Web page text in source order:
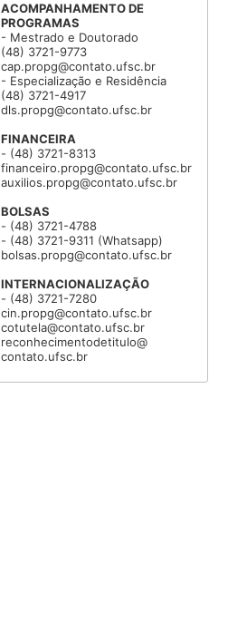
ACOMPANHAMENTO DE
PROGRAMAS
- Mestrado e Doutorado
(48) 3721-9773
cap.propg@contato.ufsc.br
- Especialização e Residência
(48) 3721-4917
dls.propg@contato.ufsc.br
FINANCEIRA
- (48) 3721-8313
financeiro.propg@contato.ufsc.br
auxilios.propg@contato.ufsc.br
BOLSAS
- (48) 3721-4788
- (48) 3721-9311 (Whatsapp)
bolsas.propg@contato.ufsc.br
INTERNACIONALIZAÇÃO
- (48) 3721-7280
cin.propg@contato.ufsc.br
cotutela@contato.ufsc.br
reconhecimentodetitulo@
contato.ufsc.br